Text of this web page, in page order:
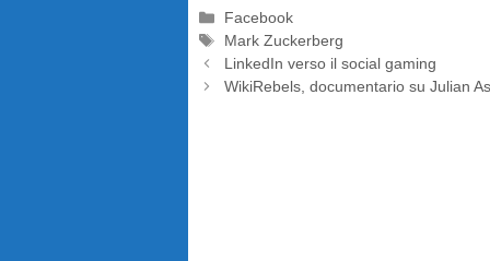
Categorie
Facebook
Tag
Mark Zuckerberg
LinkedIn verso il social gaming
WikiRebels, documentario su Julian